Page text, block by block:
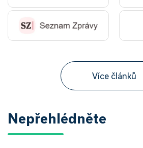
Více článků
Nepřehlédněte